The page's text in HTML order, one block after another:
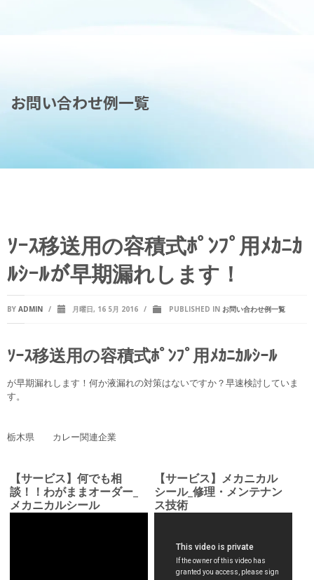
お問い合わせ例一覧
ｿｰｽ移送用の容積式ﾎﾟﾝﾌﾟ用ﾒｶﾆｶ
ﾙｼｰﾙが早期漏れします！
BY ADMIN / 月曜日, 16 5月 2016 / PUBLISHED IN お問い合わせ例一覧
ｿｰｽ移送用の容積式ﾎﾟﾝﾌﾟ用ﾒｶﾆｶﾙｼｰﾙ
が早期漏れします！何か液漏れの対策はないですか？早速検討していま
す。
栃木県 カレー関連企業
【サービス】何でも相
談！！わがままオーダー_
メカニカルシール
【サービス】メカニカル
シール_修理・メンテナン
ス技術